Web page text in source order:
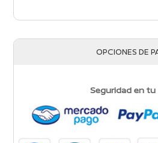
OPCIONES DE
Seguridad en tu